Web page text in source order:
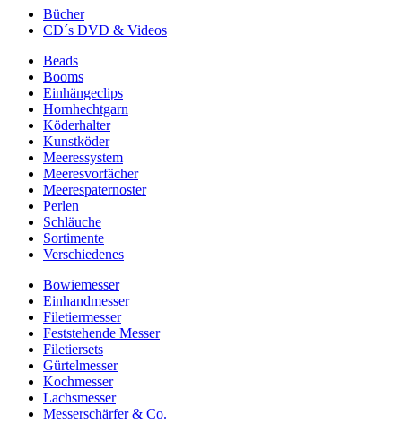
Bücher
CD´s DVD & Videos
Beads
Booms
Einhängeclips
Hornhechtgarn
Köderhalter
Kunstköder
Meeressystem
Meeresvorfächer
Meerespaternoster
Perlen
Schläuche
Sortimente
Verschiedenes
Bowiemesser
Einhandmesser
Filetiermesser
Feststehende Messer
Filetiersets
Gürtelmesser
Kochmesser
Lachsmesser
Messerschärfer & Co.